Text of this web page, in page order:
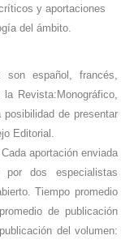
y aportaciones
del ámbito.
español, francés,
Revista:Monográfico,
de presentar
Editorial.
aportación enviada
dos especialistas
Tiempo promedio
de publicación
del volumen: